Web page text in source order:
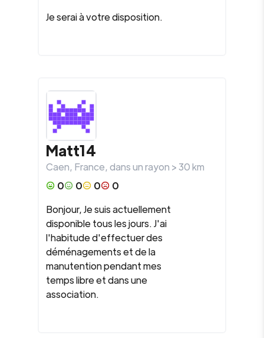
Je serai à votre disposition.
Matt14
Caen, France, dans un rayon >30km
0
0 0
0
Bonjour, Je suis actuellement
disponible tous les jours. J'ai
l'habitude d'effectuer des
déménagements et de la
manutention pendant mes
temps libre et dans une
association.